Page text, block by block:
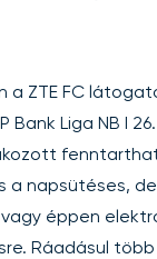
a ZTE FC
Bank Liga NB I
a napsütéses,
éppen
Ráadásul